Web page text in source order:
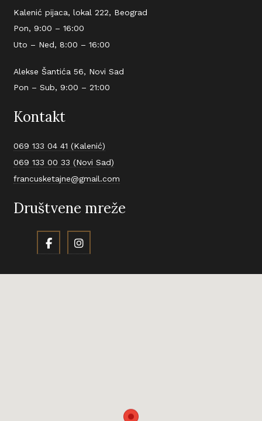
Kalenić pijaca, lokal 222, Beograd
Pon, 9:00 – 16:00
Uto – Ned, 8:00 – 16:00
Alekse Šantića 56, Novi Sad
Pon – Sub, 9:00 – 21:00
Kontakt
069 133 04 41 (Kalenić)
069 133 00 33 (Novi Sad)
francusketajne@gmail.com
Društvene mreže